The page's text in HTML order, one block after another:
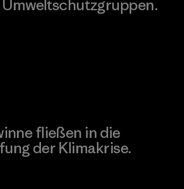
Umweltschutzgruppen.
fließen in die
der Klimakrise.